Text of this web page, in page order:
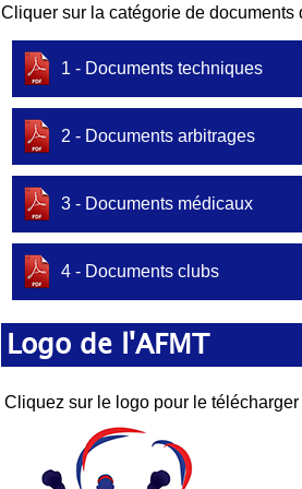
Cliquer sur la catégorie de documents
1 - Documents techniques
2 - Documents arbitrages
3 - Documents médicaux
4 - Documents clubs
Logo de l'AFMT
Cliquez sur le logo pour le télécharger